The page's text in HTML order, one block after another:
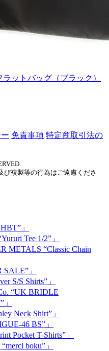
ットバッグ（ブラック）
免責事項 特定商取引法の
び複製等の行為はご遠慮くださ
」
Tee 1/2”」
METALS “Classic Chain
」
S/S Shirts”」
“UK BRIDLE
Neck Shirt”」
46 BS”」
Pocket T-Shirts”」
boku”」